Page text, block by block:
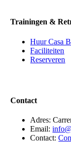
Trainingen &
Huur Casa
Faciliteiten
Reserveren
Contact
Adres:
Email:
Contact: